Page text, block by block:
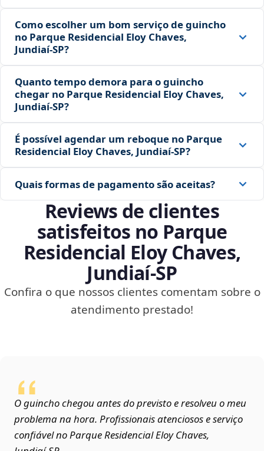
Como escolher um bom serviço de guincho
no Parque Residencial Eloy Chaves,
Jundiaí‑SP?
Quanto tempo demora para o guincho
chegar no Parque Residencial Eloy Chaves,
Jundiaí‑SP?
É possível agendar um reboque no Parque
Residencial Eloy Chaves, Jundiaí‑SP?
Quais formas de pagamento são aceitas?
Reviews de clientes
satisfeitos no Parque
Residencial Eloy Chaves,
Jundiaí‑SP
Confira o que nossos clientes comentam sobre o
atendimento prestado!
O guincho chegou antes do previsto e resolveu o meu
problema na hora. Profissionais atenciosos e serviço
confiável no Parque Residencial Eloy Chaves,